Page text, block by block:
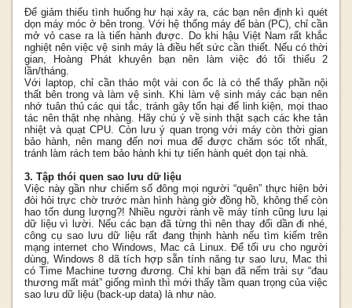
Để giảm thiểu tình huống hư hại xảy ra, các bạn nên định kì quét
dọn máy móc ở bên trong. Với hệ thống máy để bàn (PC), chỉ cần
mở vỏ case ra là tiến hành được. Do khi hậu Việt Nam rất khắc
nghiệt nên việc vệ sinh máy là điều hết sức cần thiết. Nếu có thời
gian, Hoàng Phát khuyên bạn nên làm việc đó tối thiểu 2
lần/tháng.
Với laptop, chỉ cần tháo một vài con ốc là có thể thấy phần nội
thất bên trong và làm vệ sinh. Khi làm vệ sinh máy các bạn nên
nhớ tuân thủ các qui tắc, tránh gây tổn hại để linh kiện, mọi thao
tác nên thật nhẹ nhàng. Hãy chú ý về sinh thật sạch các khe tản
nhiệt và quạt CPU. Còn lưu ý quan trọng với máy còn thời gian
bảo hành, nên mang đến nơi mua để được chăm sóc tốt nhất,
tránh làm rách tem bảo hành khi tự tiến hành quét dọn tại nhà.
3. Tập thói quen sao lưu dữ liệu
Việc này gần như chiếm số đông mọi người “quên” thực hiện bởi
đòi hỏi trực chờ trước màn hình hàng giờ đồng hồ, không thế còn
hao tốn dung lượng?! Nhiều người rành về máy tính cũng lưu lại
dữ liệu vì lười. Nếu các bạn đã từng thì nên thay đổi dần đi nhé,
công cụ sao lưu dữ liệu rất đang thịnh hành nếu tìm kiếm trên
mạng internet cho Windows, Mac cả Linux. Để tối ưu cho người
dùng, Windows 8 dã tích hợp sẵn tính năng tự sao lưu, Mac thì
có Time Machine tương đương. Chỉ khi bạn đã nếm trải sự “đau
thương mất mát” giống mình thì mới thấy tầm quan trọng của việc
sao lưu dữ liệu (back-up data) là như nào.